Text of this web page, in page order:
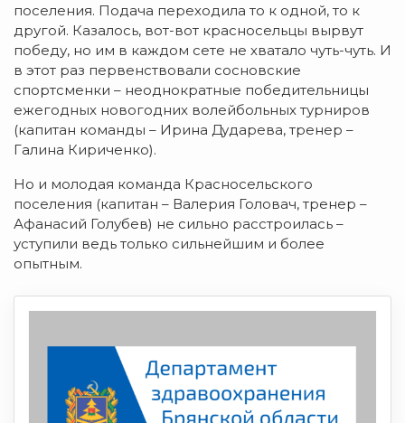
поселения. Подача переходила то к одной, то к
другой. Казалось, вот-вот красносельцы вырвут
победу, но им в каждом сете не хватало чуть-чуть. И
в этот раз первенствовали сосновские
спортсменки – неоднократные победительницы
ежегодных новогодних волейбольных турниров
(капитан команды – Ирина Дударева, тренер –
Галина Кириченко).
Но и молодая команда Красносельского
поселения (капитан – Валерия Головач, тренер –
Афанасий Голубев) не сильно расстроилась –
уступили ведь только сильнейшим и более
опытным.